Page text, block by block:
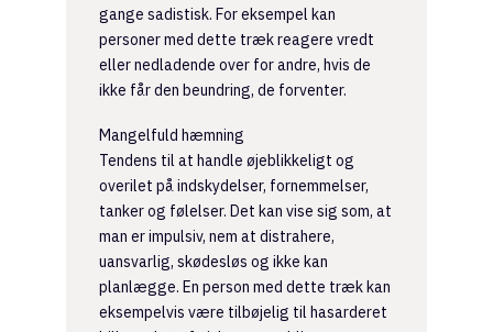
gange sadistisk. For eksempel kan
personer med dette træk reagere vredt
eller nedladende over for andre, hvis de
ikke får den beundring, de forventer.
Mangelfuld hæmning
Tendens til at handle øjeblikkeligt og
overilet på indskydelser, fornemmelser,
tanker og følelser. Det kan vise sig som, at
man er impulsiv, nem at distrahere,
uansvarlig, skødesløs og ikke kan
planlægge. En person med dette træk kan
eksempelvis være tilbøjelig til hasarderet